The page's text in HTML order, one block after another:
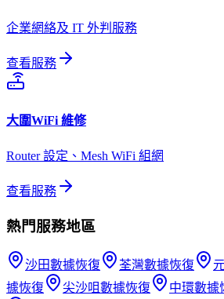
企業網絡及 IT 外判服務
查看服務
大圍WiFi 維修
Router 設定、Mesh WiFi 組網
查看服務
熱門服務地區
沙田數據恢復 荃灣數據恢復
據恢復
尖沙咀數據恢復 中環數據